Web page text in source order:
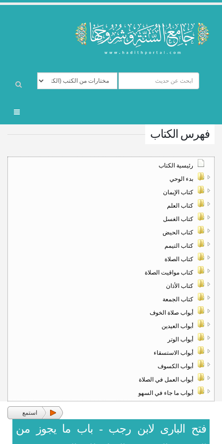
فهرس الكتاب
رئيسية الكتاب
بدء الوحي
كتاب الإيمان
كتاب العلم
كتاب الغسل
كتاب الحيض
كتاب التيمم
كتاب الصلاة
كتاب مواقيت الصلاة
كتاب الأذان
كتاب الجمعة
أبواب صلاة الخوف
أبواب العيدين
أبواب الوتر
أبواب الاستسقاء
أبواب الكسوف
أبواب العمل في الصلاة
أبواب ما جاء في السهو
استمع
فتح البارى لابن رجب - باب ما يجوز من